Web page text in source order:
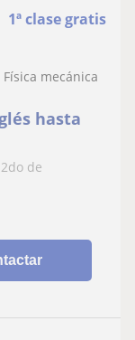
1ª clase gratis
mecánica
hasta
de